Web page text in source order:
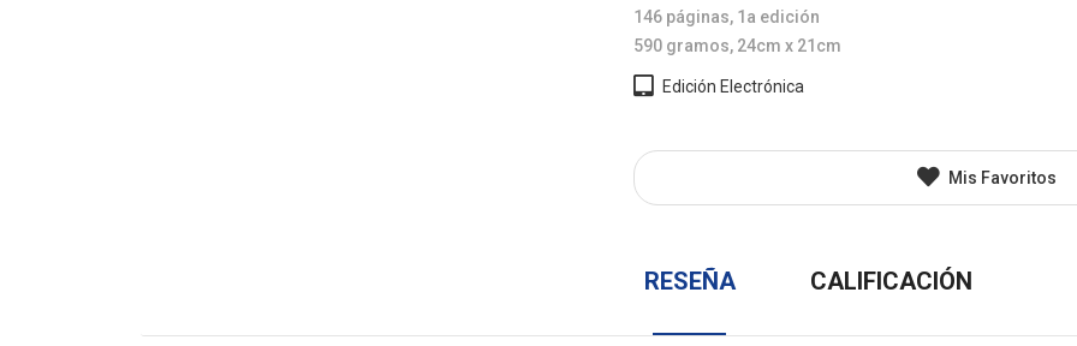
Infantil
146 páginas, 1a edición
590 gramos, 24cm x 21cm
Edición Electrónica
Mis Favoritos
RESEÑA CALIFICACIÓN